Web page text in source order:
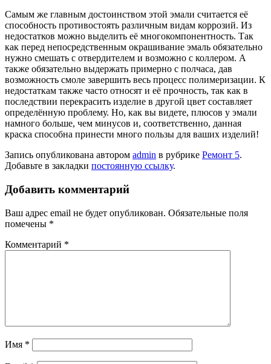
Самым же главным достоинством этой эмали считается её
способность противостоять различным видам коррозий. Из
недостатков можно выделить её многокомпонентность. Так
как перед непосредственным окрашивание эмаль обязательно
нужно смешать с отвердителем и возможно с коллером. А
также обязательно выдержать примерно с полчаса, дав
возможность смоле завершить весь процесс полимеризации. К
недостаткам также часто относят и её прочность, так как в
последствии перекрасить изделие в другой цвет составляет
определённую проблему. Но, как вы видете, плюсов у эмали
намного больше, чем минусов и, соответственно, данная
краска способна принести много пользы для ваших изделий!
Запись опубликована автором admin в рубрике Ремонт 5.
Добавьте в закладки постоянную ссылку.
Добавить комментарий
Ваш адрес email не будет опубликован. Обязательные поля
помечены *
Комментарий *
Имя *